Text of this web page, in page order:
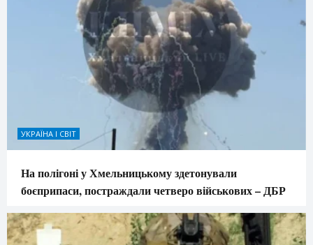
УКРАЇНА І СВІТ
На полігоні у Хмельницькому здетонували
боєприпаси, постраждали четверо військових – ДБР